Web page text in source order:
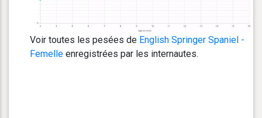
Voir toutes les pesées de English Springer Spaniel -
Femelle enregistrées par les internautes.